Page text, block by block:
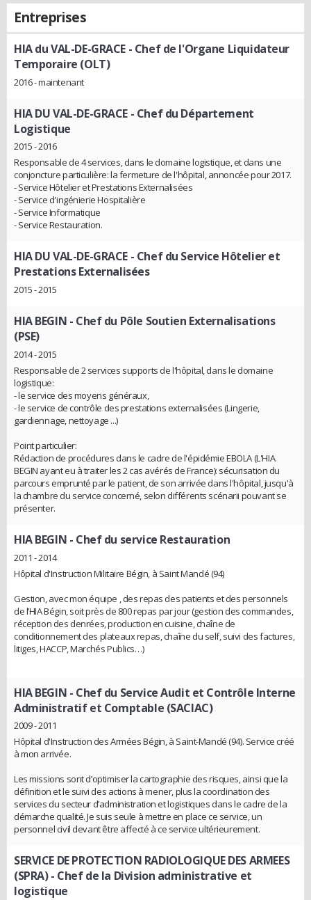
Entreprises
HIA du VAL-DE-GRACE - Chef de l'Organe Liquidateur
Temporaire (OLT)
2016 - maintenant
HIA DU VAL-DE-GRACE - Chef du Département
Logistique
2015 - 2016
Responsable de 4 services, dans le domaine logistique, et dans une
conjoncture particulière: la fermeture de l'hôpital, annoncée pour 2017.
- Service Hôtelier et Prestations Externalisées
- Service d'ingénierie Hospitalière
- Service Informatique
- Service Restauration.
HIA DU VAL-DE-GRACE - Chef du Service Hôtelier et
Prestations Externalisées
2015 - 2015
HIA BEGIN - Chef du Pôle Soutien Externalisations
(PSE)
2014 - 2015
Responsable de 2 services supports de l'hôpital, dans le domaine
logistique:
- le service des moyens généraux,
- le service de contrôle des prestations externalisées (Lingerie,
gardiennage, nettoyage ...)
Point particulier:
Rédaction de procédures dans le cadre de l'épidémie EBOLA (L'HIA
BEGIN ayant eu à traiter les 2 cas avérés de France): sécurisation du
parcours emprunté par le patient, de son arrivée dans l'hôpital, jusqu'à
la chambre du service concerné, selon différents scénarii pouvant se
présenter.
HIA BEGIN - Chef du service Restauration
2011 - 2014
Hôpital d'Instruction Militaire Bégin, à Saint Mandé (94)
Gestion, avec mon équipe , des repas des patients et des personnels
de l’HIA Bégin, soit près de 800 repas par jour (gestion des commandes,
réception des denrées, production en cuisine, chaîne de
conditionnement des plateaux repas, chaîne du self, suivi des factures,
litiges, HACCP, Marchés Publics…)
HIA BEGIN - Chef du Service Audit et Contrôle Interne
Administratif et Comptable (SACIAC)
2009 - 2011
Hôpital d'Instruction des Armées Bégin, à Saint-Mandé (94). Service créé
à mon arrivée.
Les missions sont d’optimiser la cartographie des risques, ainsi que la
définition et le suivi des actions à mener, plus la coordination des
services du secteur d’administration et logistiques dans le cadre de la
démarche qualité. Je suis seule à mettre en place ce service, un
personnel civil devant être affecté à ce service ultérieurement.
SERVICE DE PROTECTION RADIOLOGIQUE DES ARMEES
(SPRA)- Chef de la Division administrative et
logistique